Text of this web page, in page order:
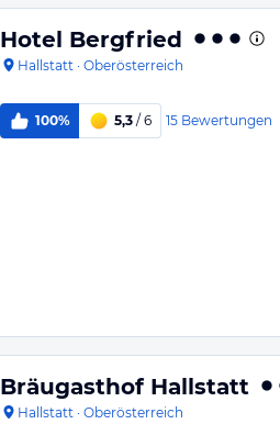
Hotel Bergfried
Hallstatt · Oberösterreich
100% 5,3 / 6 15 Bewertungen
Bräugasthof Hallstatt
Hallstatt · Oberösterreich